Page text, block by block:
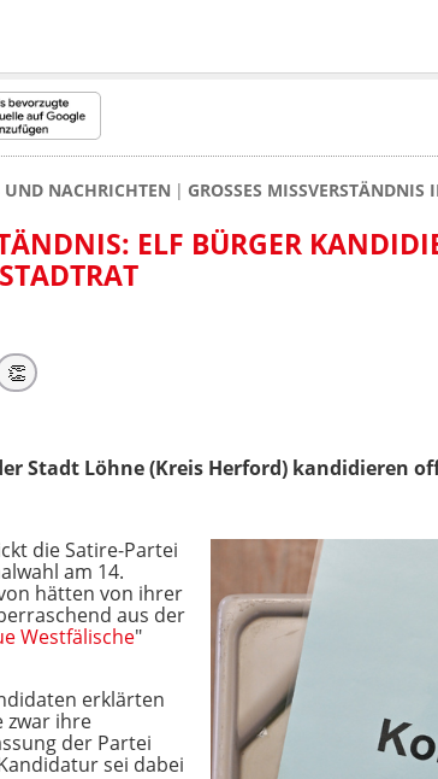
NACHRICHTEN GROSSES
ELF BÜRGER
👏
Stadt Löhne (Kreis Herford) kandidieren
die Satire-Partei
am 14.
hätten von ihrer
aus der
Westfälische"
erklärten
zwar ihre
der Partei
sei dabei